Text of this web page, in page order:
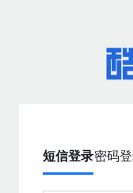
短信登录密码